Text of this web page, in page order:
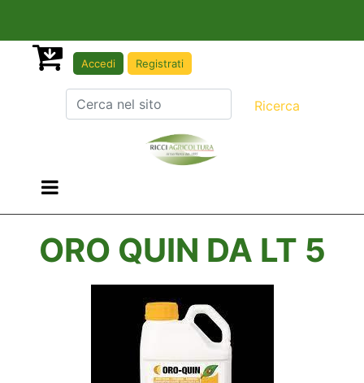
Accedi Registrati
Open menu
ORO QUIN DA LT 5